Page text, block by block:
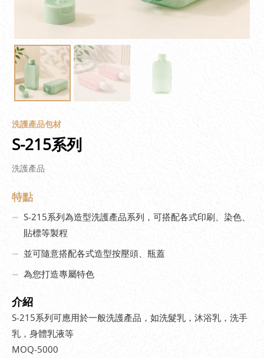
洗護產品包材
S-215系列
洗護產品
特點
S-215系列為造型洗護產品系列，可搭配各式印刷、染色、
貼標等製程
並可隨意搭配各式造型按壓頭、瓶蓋
為您打造專屬特色
介紹
S-215系列可應用於一般洗護產品，如洗髮乳，沐浴乳，洗手
乳，身體乳液等
MOQ-5000